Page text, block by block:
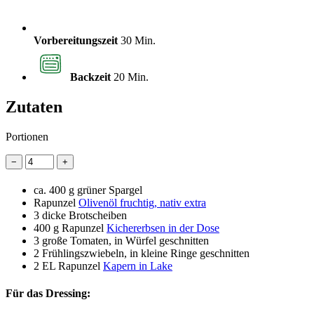
Vorbereitungszeit 30 Min.
Backzeit 20 Min.
Zutaten
Portionen
− +
ca. 400 g grüner Spargel
Rapunzel Olivenöl fruchtig, nativ extra
3 dicke Brotscheiben
400 g Rapunzel Kichererbsen in der Dose
3 große Tomaten, in Würfel geschnitten
2 Frühlingszwiebeln, in kleine Ringe geschnitten
2 EL Rapunzel Kapern in Lake
Für das Dressing: